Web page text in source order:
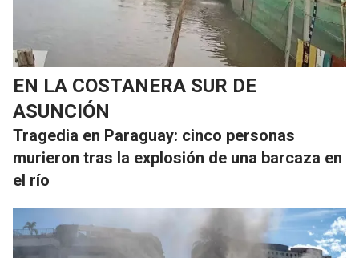
EN LA COSTANERA SUR DE
ASUNCIÓN
Tragedia en Paraguay: cinco personas
murieron tras la explosión de una barcaza en
el río